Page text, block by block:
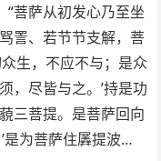
萨从初发心乃至坐
詈、若节节支解，菩
生，不应不与；是众
，尽皆与之。’持是功
三菩提。是菩萨回向
是为菩萨住羼提波…